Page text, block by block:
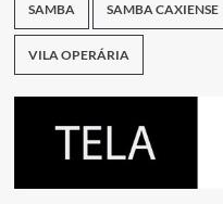
SAMBA SAMBA CAXIENSE
VILA OPERÁRIA